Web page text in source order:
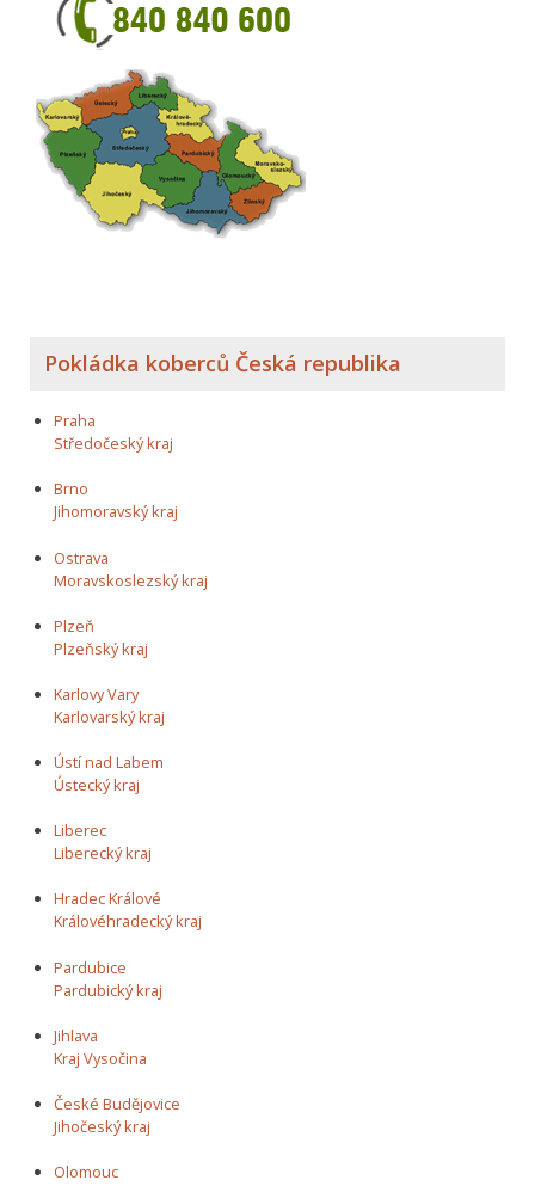
Pokládka koberců Česká republika
Praha
Středočeský kraj
Brno
Jihomoravský kraj
Ostrava
Moravskoslezský kraj
Plzeň
Plzeňský kraj
Karlovy Vary
Karlovarský kraj
Ústí nad Labem
Ústecký kraj
Liberec
Liberecký kraj
Hradec Králové
Královéhradecký kraj
Pardubice
Pardubický kraj
Jihlava
Kraj Vysočina
České Budějovice
Jihočeský kraj
Olomouc